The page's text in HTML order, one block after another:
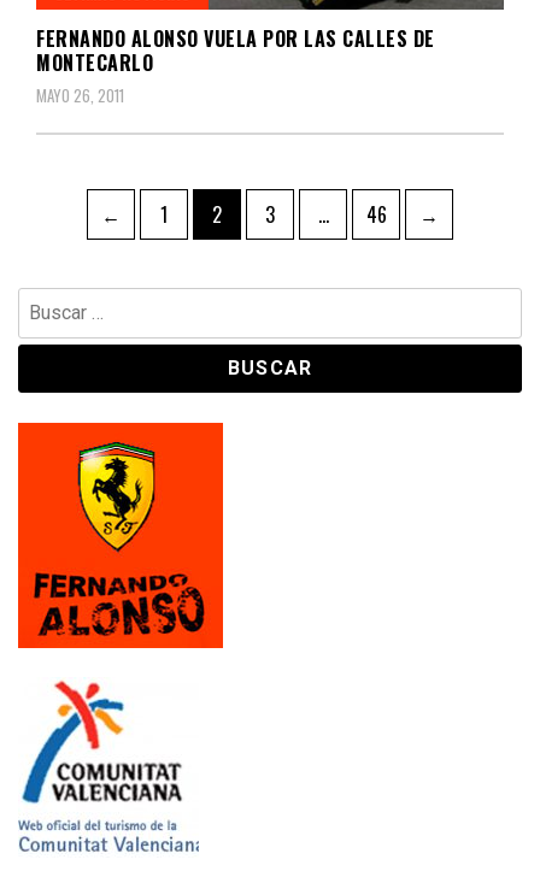
FERNANDO ALONSO VUELA POR LAS CALLES DE
MONTECARLO
MAYO 26, 2011
Navegación
entradas
← Page
1 Page
2 Page
3 … Page
46 →
Buscar: